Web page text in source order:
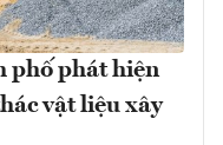
phố phát hiện
vật liệu xây